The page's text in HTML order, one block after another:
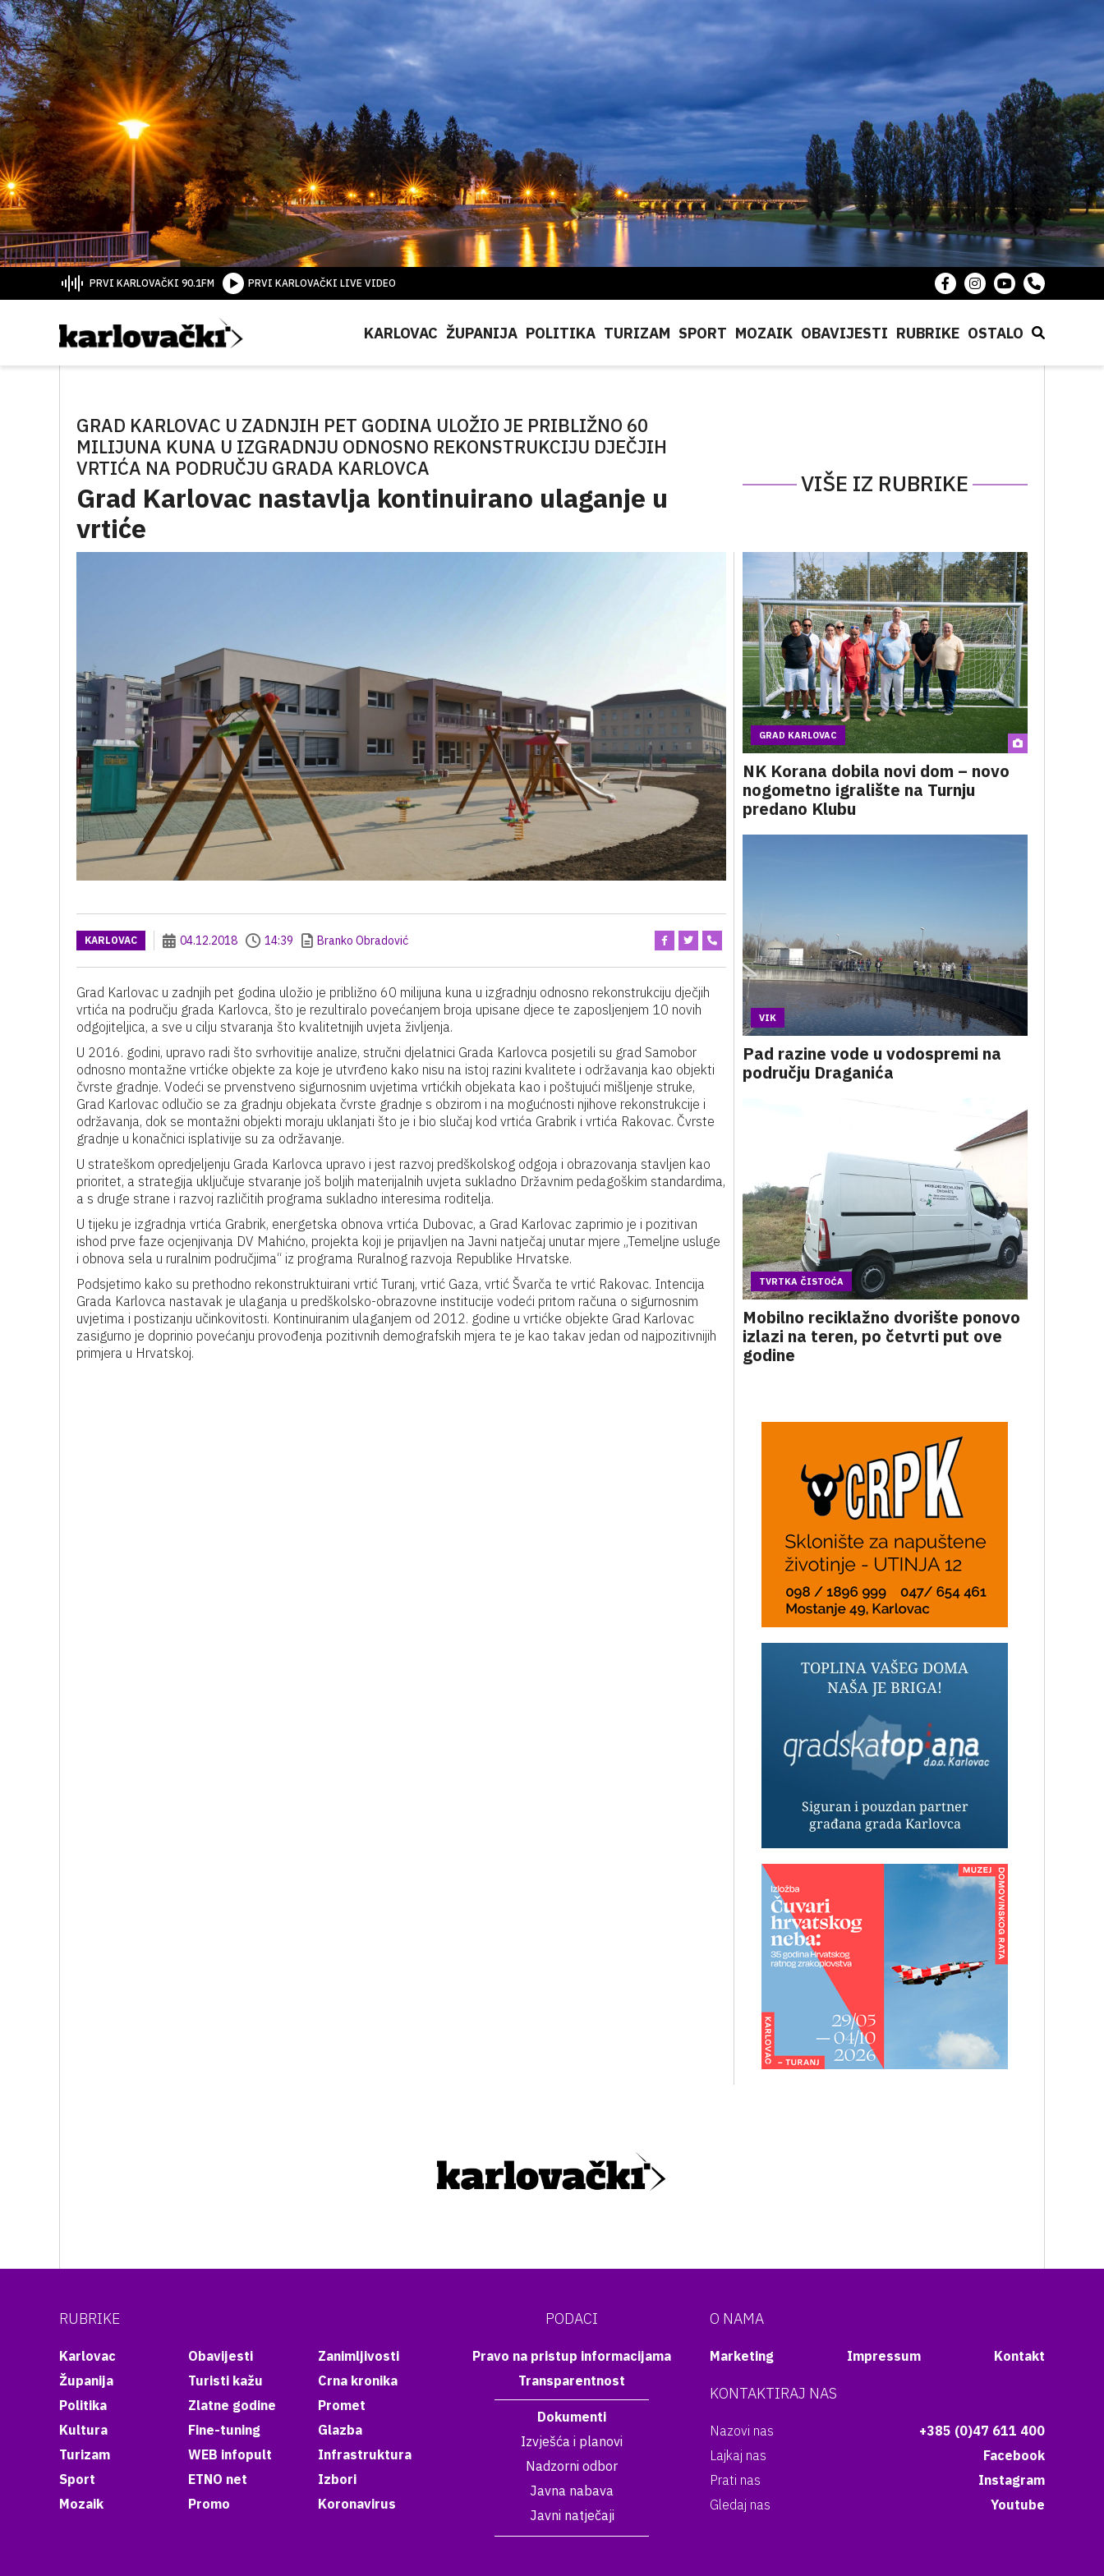
PRVI KARLOVAČKI 90.1FM PRVI KARLOVAČKI LIVE VIDEO
KARLOVAC ŽUPANIJA POLITIKA TURIZAM SPORT MOZAIK OBAVIJESTI RUBRIKE OSTALO
GRAD KARLOVAC U ZADNJIH PET GODINA ULOŽIO JE PRIBLIŽNO 60
MILIJUNA KUNA U IZGRADNJU ODNOSNO REKONSTRUKCIJU DJEČJIH
VRTIĆA NA PODRUČJU GRADA KARLOVCA
Grad Karlovac nastavlja kontinuirano ulaganje u
vrtiće
VIŠE IZ RUBRIKE
KARLOVAC 04.12.2018 14:39 Branko Obradović
Grad Karlovac u zadnjih pet godina uložio je približno 60 milijuna kuna u izgradnju odnosno rekonstrukciju dječjih
vrtića na području grada Karlovca, što je rezultiralo povećanjem broja upisane djece te zaposljenjem 10 novih
odgojiteljica, a sve u cilju stvaranja što kvalitetnijih uvjeta življenja.
U 2016. godini, upravo radi što svrhovitije analize, stručni djelatnici Grada Karlovca posjetili su grad Samobor
odnosno montažne vrtićke objekte za koje je utvrđeno kako nisu na istoj razini kvalitete i održavanja kao objekti
čvrste gradnje. Vodeći se prvenstveno sigurnosnim uvjetima vrtićkih objekata kao i poštujući mišljenje struke,
Grad Karlovac odlučio se za gradnju objekata čvrste gradnje s obzirom i na mogućnosti njihove rekonstrukcije i
održavanja, dok se montažni objekti moraju uklanjati što je i bio slučaj kod vrtića Grabrik i vrtića Rakovac. Čvrste
gradnje u konačnici isplativije su za održavanje.
U strateškom opredjeljenju Grada Karlovca upravo i jest razvoj predškolskog odgoja i obrazovanja stavljen kao
prioritet, a strategija uključuje stvaranje još boljih materijalnih uvjeta sukladno Državnim pedagoškim standardima,
a s druge strane i razvoj različitih programa sukladno interesima roditelja.
U tijeku je izgradnja vrtića Grabrik, energetska obnova vrtića Dubovac, a Grad Karlovac zaprimio je i pozitivan
ishod prve faze ocjenjivanja DV Mahićno, projekta koji je prijavljen na Javni natječaj unutar mjere „Temeljne usluge
i obnova sela u ruralnim područjima“ iz programa Ruralnog razvoja Republike Hrvatske.
Podsjetimo kako su prethodno rekonstruktuirani vrtić Turanj, vrtić Gaza, vrtić Švarča te vrtić Rakovac. Intencija
Grada Karlovca nastavak je ulaganja u predškolsko-obrazovne institucije vodeći pritom računa o sigurnosnim
uvjetima i postizanju učinkovitosti. Kontinuiranim ulaganjem od 2012. godine u vrtićke objekte Grad Karlovac
zasigurno je doprinio povećanju provođenja pozitivnih demografskih mjera te je kao takav jedan od najpozitivnijih
primjera u Hrvatskoj.
GRAD KARLOVAC
NK Korana dobila novi dom – novo
nogometno igralište na Turnju
predano Klubu
VIK
Pad razine vode u vodospremi na
području Draganića
TVRTKA ČISTOĆA
Mobilno reciklažno dvorište ponovo
izlazi na teren, po četvrti put ove
godine
RUBRIKE
Karlovac
Županija
Politika
Kultura
Turizam
Sport
Mozaik
Obavijesti
Turisti kažu
Zlatne godine
Fine-tuning
WEB infopult
ETNO net
Promo
Zanimljivosti
Crna kronika
Promet
Glazba
Infrastruktura
Izbori
Koronavirus
PODACI
Pravo na pristup informacijama
Transparentnost
Dokumenti
Izvješća i planovi
Nadzorni odbor
Javna nabava
Javni natječaji
O NAMA
Marketing Impressum Kontakt
KONTAKTIRAJ NAS
Nazovi nas
+385 (0)47 611 400
Lajkaj nas
Facebook
Prati nas
Instagram
Gledaj nas
Youtube